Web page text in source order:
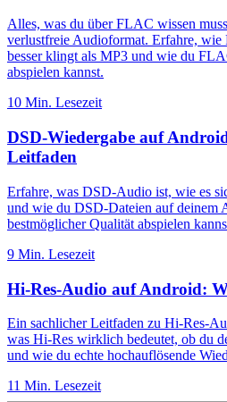
Alles, was du über FLAC wissen
verlustfreie Audioformat. Erfahre,
besser klingt als MP3 und wie du
abspielen kannst.
10 Min. Lesezeit
DSD-Wiedergabe auf
Leitfaden
Erfahre, was DSD-Audio ist, wie es
und wie du DSD-Dateien auf deinem
bestmöglicher Qualität abspielen
9 Min. Lesezeit
Hi-Res-Audio auf Android:
Ein sachlicher Leitfaden zu Hi-Res-
was Hi-Res wirklich bedeutet, ob du
und wie du echte hochauflösende
11 Min. Lesezeit